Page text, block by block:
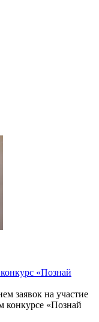
«Познай
заявок на участие
конкурсе «Познай